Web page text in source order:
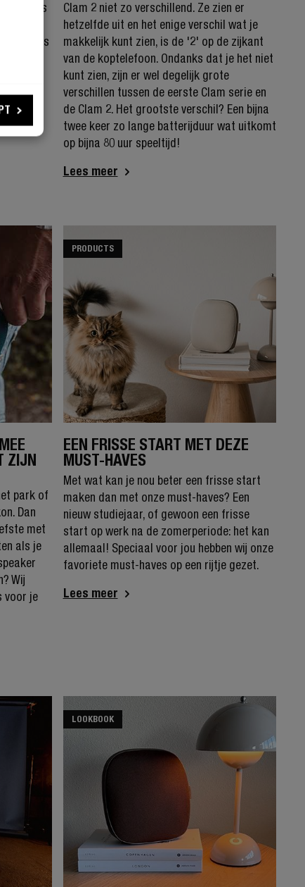
3+ is
De Twins
Clam 2 niet zo verschillend. Ze zien er
hetzelfde uit en het enige verschil wat je
makkelijk kunt zien, is de '2' op de zijkant
van de koptelefoon. Ondanks dat je het niet
kunt zien, zijn er wel degelijk grote
verschillen tussen de eerste Clam serie en
de Clam 2. Het grootste verschil? Een bijna
twee keer zo lange batterijduur wat uitkomt
op bijna 80 uur speeltijd!
Lees meer
ZIJN
park of
Dan
met
als je
Wij
voor je
PRODUCTS
EEN FRISSE START MET DEZE
MUST-HAVES
Met wat kan je nou beter een frisse start
maken dan met onze must-haves? Een
nieuw studiejaar, of gewoon een frisse
start op werk na de zomerperiode: het kan
allemaal! Speciaal voor jou hebben wij onze
favoriete must-haves op een rijtje gezet.
Lees meer
LOOKBOOK